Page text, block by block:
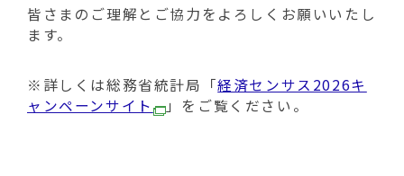
皆さまのご理解とご協力をよろしくお願いいたし
ます。
※詳しくは総務省統計局「経済センサス2026キ
ャンペーンサイト
」をご覧ください。